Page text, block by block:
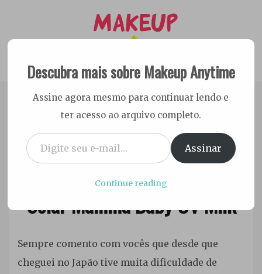
content
Makeup Anytime
Dicas Cruelty free e Vegan
26 de novembro de 2025
Ester
Testei no Japão: Protetor
Solar Mamma Baby UV Milk
Proteção
Solar
Sempre comento com vocês que desde que
cheguei no Japão tive muita dificuldade de
Descubra mais sobre Makeup Anytime
Assine agora mesmo para continuar lendo e
ter acesso ao arquivo completo.
Digite seu e-mail…
Assinar
Continue reading